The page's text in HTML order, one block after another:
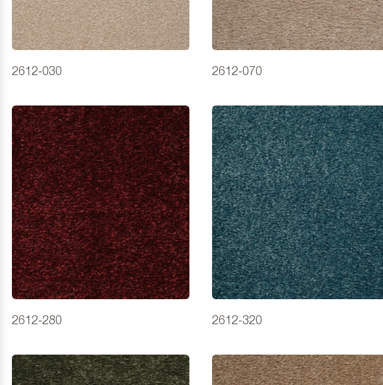
2612-030 2612-070
2612-280 2612-320